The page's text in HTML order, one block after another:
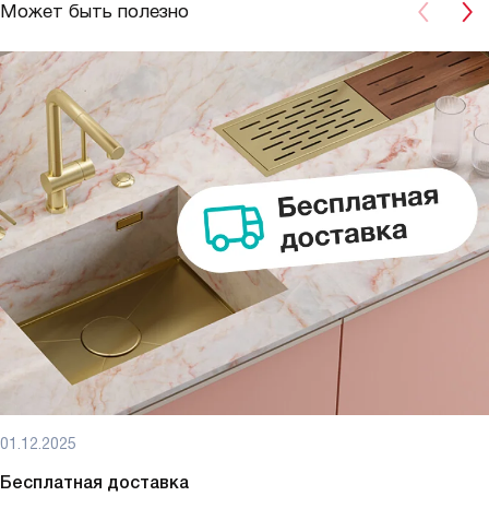
Может быть полезно
01.12.2025
Бесплатная доставка